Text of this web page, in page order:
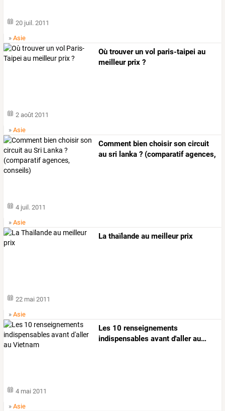
20 juil. 2011
»Asie
Où trouver un vol paris-taipei au
meilleur prix ?
2 août 2011
»Asie
Comment bien choisirson circuit
au sri lanka ? (comparatifagences,
4 juil. 2011
»Asie
La thaïlande au meilleur prix
22 mai 2011
»Asie
Les 10 renseignements
indispensables avant d'allerau…
4 mai 2011
»Asie